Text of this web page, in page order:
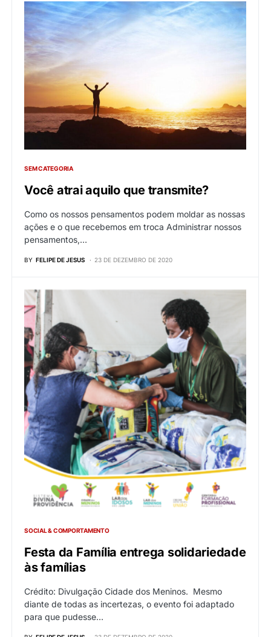
SEM CATEGORIA
Você atrai aquilo que transmite?
Como os nossos pensamentos podem moldar as nossas
ações e o que recebemos em troca Administrar nossos
pensamentos,…
BY FELIPE DE JESUS 23 DE DEZEMBRO DE 2020
SOCIAL & COMPORTAMENTO
Festa da Família entrega solidariedade
às famílias
Crédito: Divulgação Cidade dos Meninos. Mesmo
diante de todas as incertezas, o evento foi adaptado
para que pudesse…